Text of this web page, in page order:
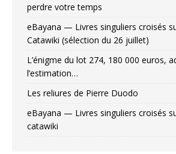
perdre votre temps
eBayana — Livres singuliers croisés
Catawiki (sélection du 26 juillet)
L’énigme du lot 274, 180 000 euros,
l’estimation…
Les reliures de Pierre Duodo
eBayana — Livres singuliers croisés
catawiki